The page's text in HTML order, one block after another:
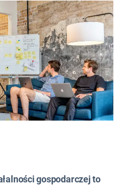
gospodarczej to